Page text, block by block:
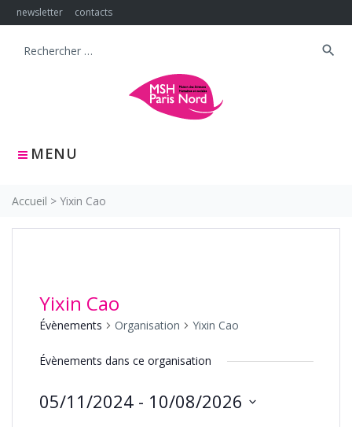
Skip
to
newsletter contacts
MENU
Search
search
Accueil > Yixin Cao
Yixin Cao
Évènements Organisation Yixin Cao
Évènements dans ce organisation
05/11/2024 - 10/08/2026